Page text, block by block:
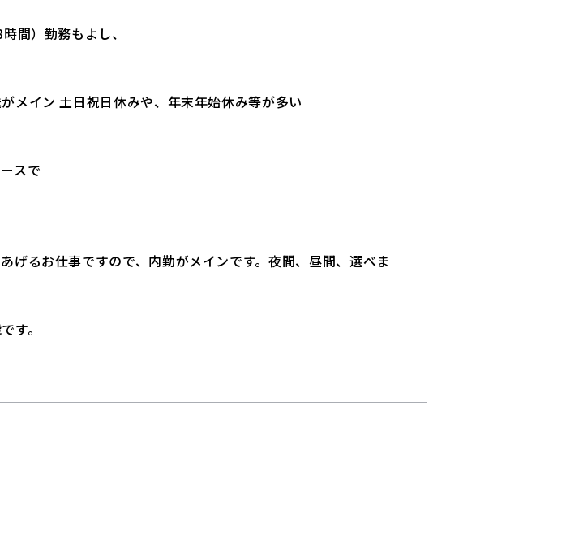
間）勤務もよし、
メイン 土日祝日休みや、年末年始休み等が多い
スで
げるお仕事ですので、内勤がメインです。夜間、昼間、選べま
す。